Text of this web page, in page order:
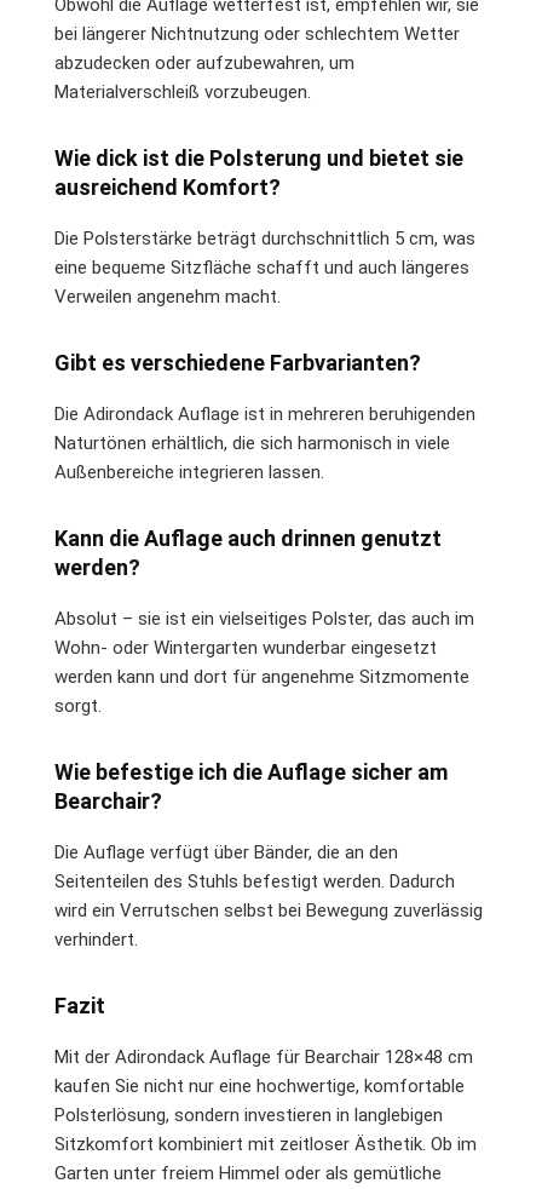
bei längerer Nichtnutzung oder schlechtem Wetter
abzudecken oder aufzubewahren, um
Materialverschleiß vorzubeugen.
Wie dick ist die Polsterung und bietet sie
ausreichend Komfort?
Die Polsterstärke beträgt durchschnittlich 5 cm, was
eine bequeme Sitzfläche schafft und auch längeres
Verweilen angenehm macht.
Gibt es verschiedene Farbvarianten?
Die Adirondack Auflage ist in mehreren beruhigenden
Naturtönen erhältlich, die sich harmonisch in viele
Außenbereiche integrieren lassen.
Kann die Auflage auch drinnen genutzt
werden?
Absolut – sie ist ein vielseitiges Polster, das auch im
Wohn- oder Wintergarten wunderbar eingesetzt
werden kann und dort für angenehme Sitzmomente
sorgt.
Wie befestige ich die Auflage sicher am
Bearchair?
Die Auflage verfügt über Bänder, die an den
Seitenteilen des Stuhls befestigt werden. Dadurch
wird ein Verrutschen selbst bei Bewegung zuverlässig
verhindert.
Fazit
Mit der Adirondack Auflage für Bearchair 128×48 cm
kaufen Sie nicht nur eine hochwertige, komfortable
Polsterlösung, sondern investieren in langlebigen
Sitzkomfort kombiniert mit zeitloser Ästhetik. Ob im
Garten unter freiem Himmel oder als gemütliche